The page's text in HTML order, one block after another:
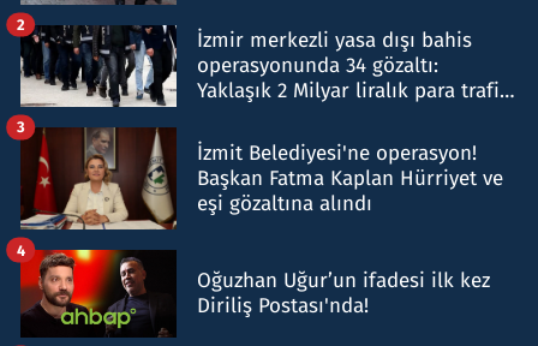
İzmir merkezli yasa dışı bahis
operasyonunda 34 gözaltı:
Yaklaşık 2 Milyar liralık para trafiği
2
İzmit Belediyesi'ne operasyon!
Başkan Fatma Kaplan Hürriyet ve
eşi gözaltına alındı
3
Oğuzhan Uğur’un ifadesi ilk kez
Diriliş Postası'nda!
4